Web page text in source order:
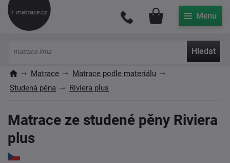
Hledat
Můj účet
Matrace
Matrace podle materiálu
Studená pěna
Riviera plus
Matrace ze studené pěny Riviera
plus